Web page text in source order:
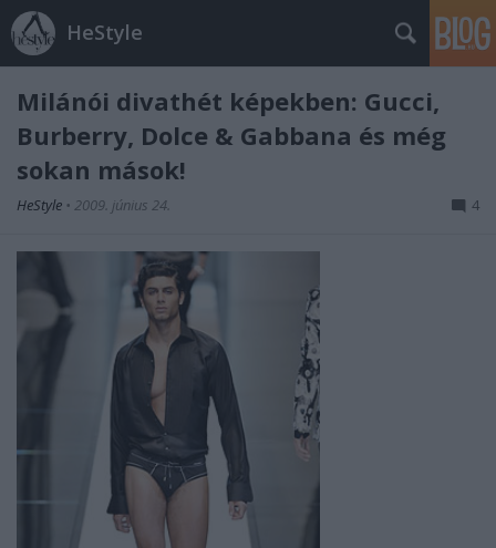
HeStyle
Milánói divathét képekben: Gucci,
Burberry, Dolce & Gabbana és még
sokan mások!
HeStyle • 2009. június 24. 4